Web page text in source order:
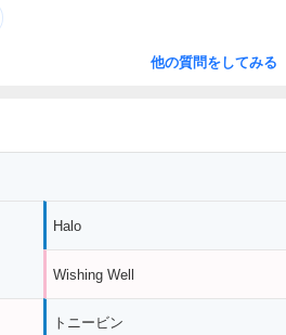
他の質問をしてみる
Halo
Wishing Well
トニービン